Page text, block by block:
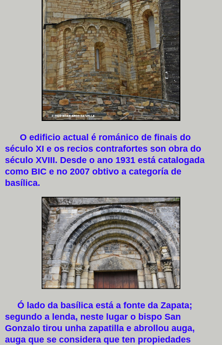
O edificio actual é románico de finais do
século XI e os recios contrafortes son obra do
século XVIII. Desde o ano 1931 está catalogada
como BIC e no 2007 obtivo a categoría de
basílica.
Ó lado da basílica está a fonte da Zapata;
segundo a lenda, neste lugar o bispo San
Gonzalo tirou unha zapatilla e abrollou auga,
auga que se considera que ten propiedades